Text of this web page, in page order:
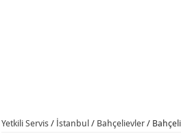
Yetkili Servis / İstanbul / Bahçelievler /